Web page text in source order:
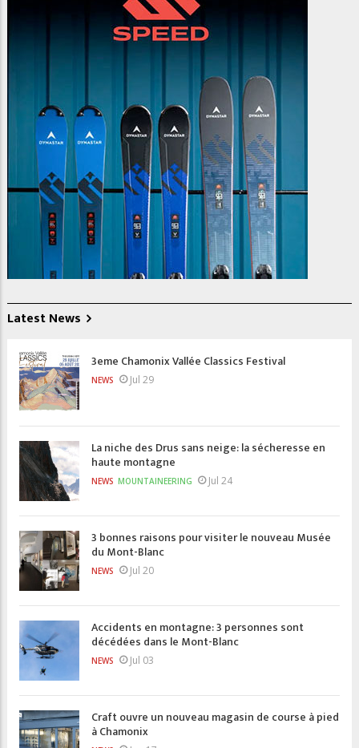
Latest News
3eme Chamonix Vallée Classics Festival
NEWS Jul 29
La niche des Drus sans neige: la sécheresse en
haute montagne
NEWS MOUNTAINEERING Jul 24
3 bonnes raisons pour visiter le nouveau Musée
du Mont-Blanc
NEWS Jul 20
Accidents en montagne: 3 personnes sont
décédées dans le Mont-Blanc
NEWS Jul 03
Craft ouvre un nouveau magasin de course à pied
à Chamonix